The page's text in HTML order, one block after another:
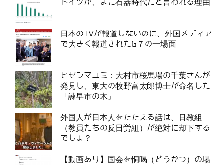
ドイツが、まだ石器時代だと言われる理由
日本のTVが報道しないのに、外国メディア
で大きく報道されたG７の一場面
ヒゼンマユミ：大村市桜馬場の千葉さんが
発見し、東大の牧野富太郎博士が命名した
「諫早市の木」
外国人が日本人をたたえる話は、日教組
（教員たちの反日労組）が絶対に却下する
でしょ？
【動画あり】国会を恫喝（どうかつ）の場